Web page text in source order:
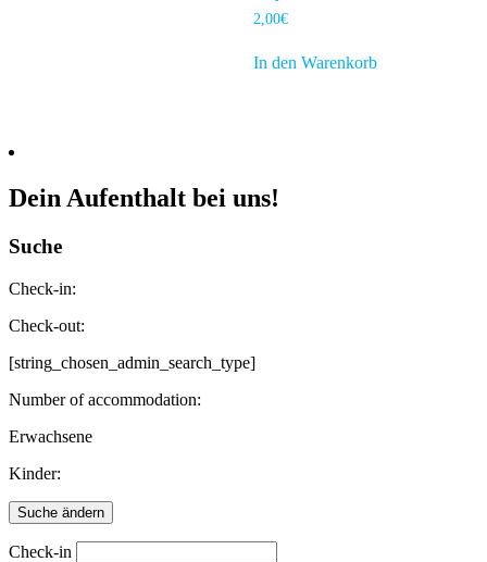
2,00€
In den Warenkorb
Dein Aufenthalt bei uns!
Suche
Check-in:
Check-out:
[string_chosen_admin_search_type]
Number of accommodation:
Erwachsene
Kinder:
Check-in